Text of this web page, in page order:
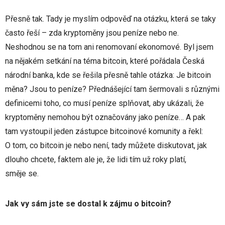
Přesně tak. Tady je myslím odpověď na otázku, která se taky
často řeší – zda kryptoměny jsou peníze nebo ne.
Neshodnou se na tom ani renomovaní ekonomové. Byl jsem
na nějakém setkání na téma bitcoin, které pořádala Česká
národní banka, kde se řešila přesně tahle otázka: Je bitcoin
měna? Jsou to peníze? Přednášející tam šermovali s různými
definicemi toho, co musí peníze splňovat, aby ukázali, že
kryptoměny nemohou být označovány jako peníze… A pak
tam vystoupil jeden zástupce bitcoinové komunity a řekl:
O tom, co bitcoin je nebo není, tady můžete diskutovat, jak
dlouho chcete, faktem ale je, že lidi tím už roky platí,
směje se.
Jak vy sám jste se dostal k zájmu o bitcoin?